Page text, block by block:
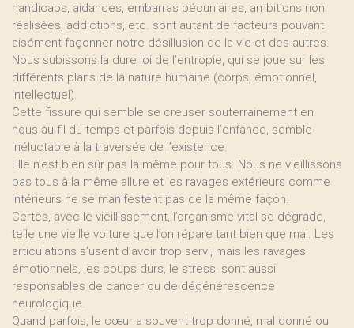
handicaps, aidances, embarras pécuniaires, ambitions non
réalisées, addictions, etc. sont autant de facteurs pouvant
aisément façonner notre désillusion de la vie et des autres.
Nous subissons la dure loi de l’entropie, qui se joue sur les
différents plans de la nature humaine (corps, émotionnel,
intellectuel).
Cette fissure qui semble se creuser souterrainement en
nous au fil du temps et parfois depuis l’enfance, semble
inéluctable à la traversée de l’existence.
Elle n’est bien sûr pas la même pour tous. Nous ne vieillissons
pas tous à la même allure et les ravages extérieurs comme
intérieurs ne se manifestent pas de la même façon.
Certes, avec le vieillissement, l’organisme vital se dégrade,
telle une vieille voiture que l’on répare tant bien que mal. Les
articulations s’usent d’avoir trop servi, mais les ravages
émotionnels, les coups durs, le stress, sont aussi
responsables de cancer ou de dégénérescence
neurologique.
Quand parfois, le cœur a souvent trop donné, mal donné ou